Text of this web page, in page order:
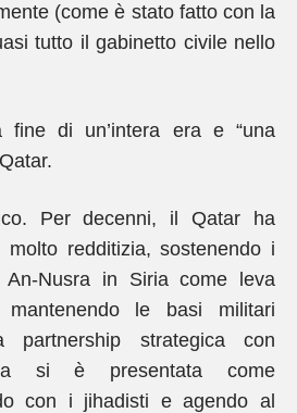
(come è stato fatto con la
tutto il gabinetto civile nello
fine di un’intera era e “una
Per decenni, il Qatar ha
redditizia, sostenendo i
An-Nusra in Siria come leva
le basi militari
partnership strategica con
si è presentata come
con i jihadisti e agendo al